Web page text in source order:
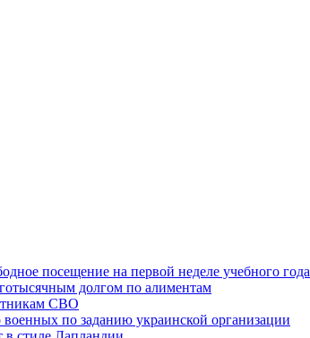
посещение на первой неделе учебного года
долгом по алиментам
СВО
по заданию украинской организации